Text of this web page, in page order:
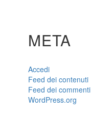
META
Accedi
Feed dei contenuti
Feed dei commenti
WordPress.org